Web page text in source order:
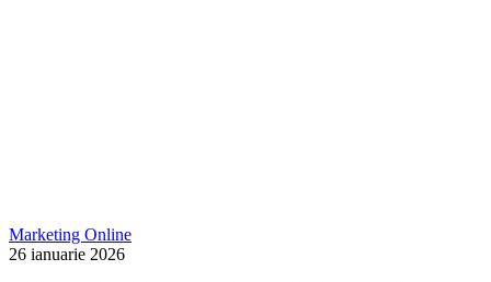
Marketing OnlineViziunea
26 ianuarie 2026